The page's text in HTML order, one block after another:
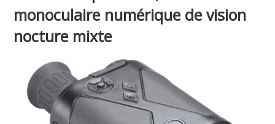
monoculaire numérique de vision
nocture mixte